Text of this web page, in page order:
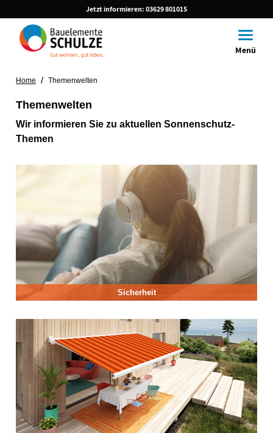
Jetzt informieren: 03629 801015
Menü
Home / Themenwelten
Themenwelten
Wir informieren Sie zu aktuellen Sonnenschutz-
Themen
Sicherheit